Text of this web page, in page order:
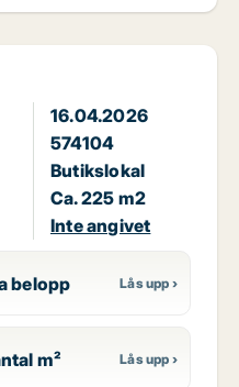
16.04.2026
574104
Butikslokal
Ca. 225 m2
Inte angivet
belopp
m²